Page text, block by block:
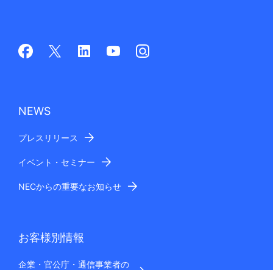
NEWS
プレスリリース
イベント・セミナー
NECからの重要なお知らせ
お客様別情報
企業・官公庁・通信事業者の